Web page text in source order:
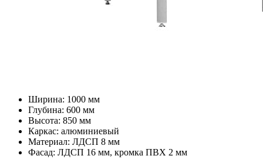
Ширина: 1000 мм
Глубина: 600 мм
Высота: 850 мм
Каркас: алюминиевый
Материал: ЛДСП 8 мм
Фасад: ЛДСП 16 мм, кромка ПВХ 2 мм